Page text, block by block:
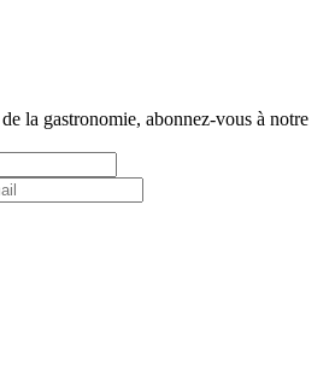
la gastronomie, abonnez-vous à notre